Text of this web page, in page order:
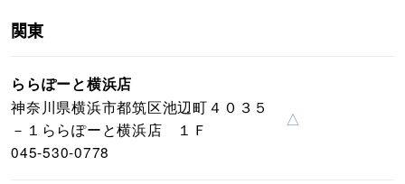
関東
ららぽーと横浜店
神奈川県横浜市都筑区池辺町４０３５
－１ららぽーと横浜店 １Ｆ
045-530-0778
△